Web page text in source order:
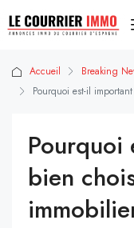
Accueil
Breaking
Pourquoi est-il
Pourquoi
bien